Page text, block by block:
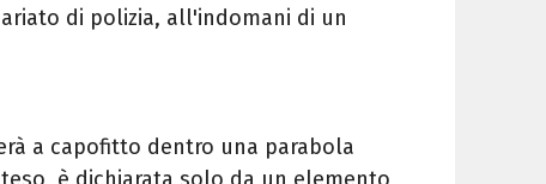
di polizia, all'indomani di un
a capofitto dentro una parabola